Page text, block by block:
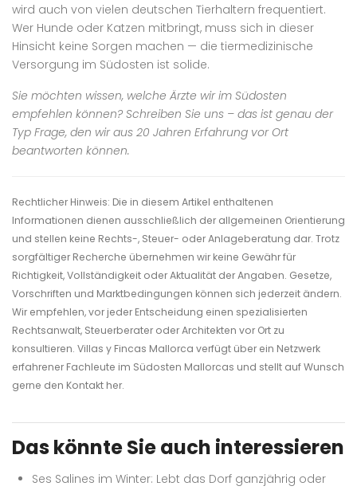
wird auch von vielen deutschen Tierhaltern frequentiert.
Wer Hunde oder Katzen mitbringt, muss sich in dieser
Hinsicht keine Sorgen machen — die tiermedizinische
Versorgung im Südosten ist solide.
Sie möchten wissen, welche Ärzte wir im Südosten
empfehlen können? Schreiben Sie uns – das ist genau der
Typ Frage, den wir aus 20 Jahren Erfahrung vor Ort
beantworten können.
Rechtlicher Hinweis: Die in diesem Artikel enthaltenen
Informationen dienen ausschließlich der allgemeinen Orientierung
und stellen keine Rechts-, Steuer- oder Anlageberatung dar. Trotz
sorgfältiger Recherche übernehmen wir keine Gewähr für
Richtigkeit, Vollständigkeit oder Aktualität der Angaben. Gesetze,
Vorschriften und Marktbedingungen können sich jederzeit ändern.
Wir empfehlen, vor jeder Entscheidung einen spezialisierten
Rechtsanwalt, Steuerberater oder Architekten vor Ort zu
konsultieren. Villas y Fincas Mallorca verfügt über ein Netzwerk
erfahrener Fachleute im Südosten Mallorcas und stellt auf Wunsch
gerne den Kontakt her.
Das könnte Sie auch interessieren
Ses Salines im Winter: Lebt das Dorf ganzjährig oder